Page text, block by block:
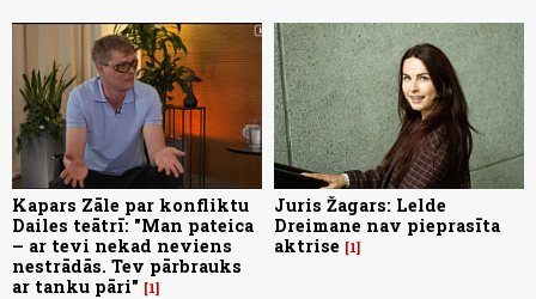
Kapars Zāle par konfliktu
Dailes teātrī: "Man pateica
– ar tevi nekad neviens
nestrādās. Tev pārbrauks
ar tanku pāri"
1
Juris Žagars: Lelde
Dreimane nav pieprasīta
aktrise
1